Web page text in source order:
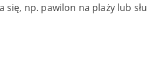
np. pawilon na plaży lub